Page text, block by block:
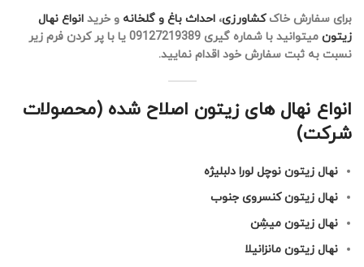
برای سفارش خاککشاورزی، احداث باغ و گلخانه و خرید انواع نهال
زیتون
میتوانید با شماره گیری 09127219389 یا با پر کردن فرم زیر
نسبت به ثبت سفارش خود اقدام نمایید.
انواع نهال های زیتون اصلاح شده (محصولات
شرکت)
نهال زیتون نوچل لورا دلبلیژه
نهال زیتون کنسروی جنوب
نهال زیتون میشِن
نهال زیتون مانزانیلا